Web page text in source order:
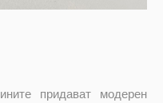
придават модерен